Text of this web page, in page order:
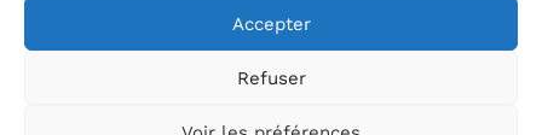
Accepter
Refuser